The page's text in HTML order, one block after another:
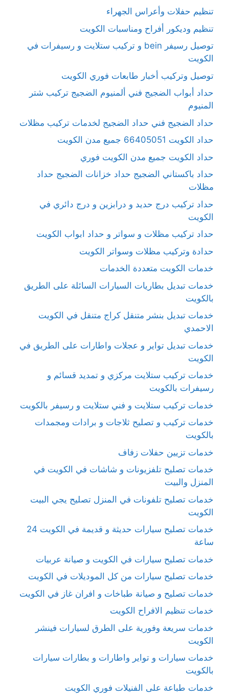
تنظيم حفلات وأعراس الجهراء
تنظيم وديكور أفراح ومناسبات الكويت
توصيل رسيفر bein و تركيب ستلايت و رسيفرات في
الكويت
توصيل وتركيب أخبار طابعات فوري الكويت
حداد أبواب الضجيج فني ألمنيوم الضجيج تركيب شتر
المنيوم
حداد الضجيج فني حداد الضجيج لخدمات تركيب مظلات
حداد الكويت 66405051 جميع مدن الكويت
حداد الكويت جميع مدن الكويت فوري
حداد باكستاني الضجيج حداد خزانات الضجيج حداد
مظلات
حداد تركيب درج حديد و درابزين و درج دائري في
الكويت
حداد تركيب مظلات و سواتر و حداد ابواب الكويت
حدادة وتركيب مظلات وسواتر الكويت
خدمات الكويت متعددة الخدمات
خدمات تبديل بطاريات السيارات السائلة على الطريق
بالكويت
خدمات تبديل بنشر متنقل كراج متنقل في الكويت
الاحمدي
خدمات تبديل تواير و عجلات واطارات على الطريق في
الكويت
خدمات تركيب ستلايت مركزي و تمديد قسائم و
رسيفرات بالكويت
خدمات تركيب ستلايت و فني ستلايت و رسيفر بالكويت
خدمات تركيب و تصليح ثلاجات و برادات ومجمدات
بالكويت
خدمات تزيين حفلات زفاف
خدمات تصليح تلفزيونات و شاشات في الكويت في
المنزل والبيت
خدمات تصليح تلفونات في المنزل تصليح يجي البيت
الكويت
خدمات تصليح سيارات حديثة و قديمة في الكويت 24
ساعة
خدمات تصليح سيارات في الكويت و صيانة عربيات
خدمات تصليح سيارات من كل الموديلات في الكويت
خدمات تصليح و صيانة طباخات و افران غاز في الكويت
خدمات تنظيم الافراح الكويت
خدمات سريعة وفورية على الطرق لسيارات فينشر
الكويت
خدمات سيارات و تواير واطارات و بطارات سيارات
بالكويت
خدمات طباعة على الفنيلات فوري الكويت